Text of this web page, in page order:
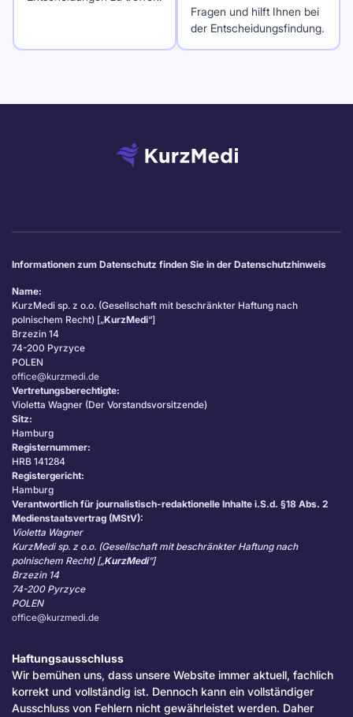
Fragen und hilft Ihnen bei
der Entscheidungsfindung.
Informationen zum Datenschutz finden Sie in der Datenschutzhinweis
Name:
KurzMedi sp. z o.o. (Gesellschaft mit beschränkter Haftung nach
polnischem Recht) [„KurzMedi“]
Brzezin 14
74-200 Pyrzyce
POLEN
office@kurzmedi.de
Vertretungsberechtigte:
Violetta Wagner (Der Vorstandsvorsitzende)
Sitz:
Hamburg
Registernummer:
HRB 141284
Registergericht:
Hamburg
Verantwortlich für journalistisch-redaktionelle Inhalte i.S.d. §18 Abs. 2
Medienstaatsvertrag (MStV):
Violetta Wagner
KurzMedi sp. z o.o. (Gesellschaft mit beschränkter Haftung nach
polnischem Recht) [„KurzMedi“]
Brzezin 14
74-200 Pyrzyce
POLEN
office@kurzmedi.de
Haftungsausschluss
Wir bemühen uns, dass unsere Website immer aktuell, fachlich
korrekt und vollständig ist. Dennoch kann ein vollständiger
Ausschluss von Fehlern nicht gewährleistet werden. Daher